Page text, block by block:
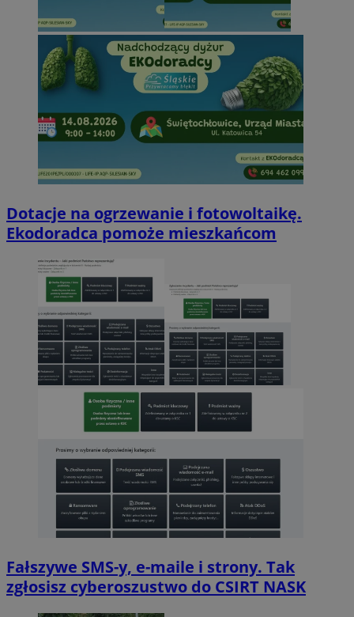
Dotacje na ogrzewanie i fotowoltaikę.
Ekodoradca pomoże mieszkańcom
Fałszywe SMS-y, e-maile i strony. Tak
zgłosisz cyberoszustwo do CSIRT NASK